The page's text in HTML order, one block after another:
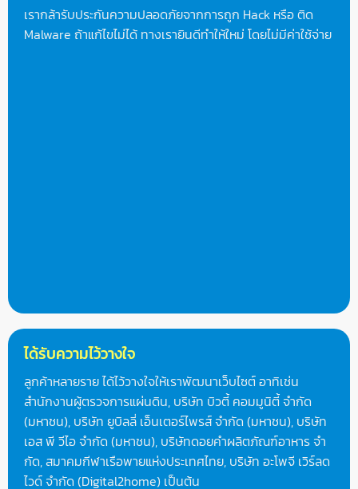
เรากล้ารับประกันความปลอดภัยจากการถูก Hack หรือ ติด
Malware ถ้าแก้ไขไม่ได้ ทางเรายินดีทำให้ใหม่ โดยไม่มีค่าใช้จ่าย
ได้รับความไว้วางใจ
ลูกค้าหลายราย ได้ไว้วางใจให้เราพัฒนาเว็บไซต์ อาทิเช่น
สำนักงานผู้ตรวจการแผ่นดิน, บริษัท บิวตี้ คอมมูนิตี้ จำกัด
(มหาชน), บริษัท ยูบิลลี่ เอ็นเตอร์ไพรส์ จำกัด (มหาชน), บริษัท
เอส พี วีไอ จำกัด (มหาชน), บริษัทดอยคําผลิตภัณฑ์อาหาร จํา
กัด, สมาคมกีฬาเรือพายแห่งประเทศไทย, บริษัท อะโพจี เวิร์ลด
ไวด์ จำกัด (Digital2home) เป็นต้น